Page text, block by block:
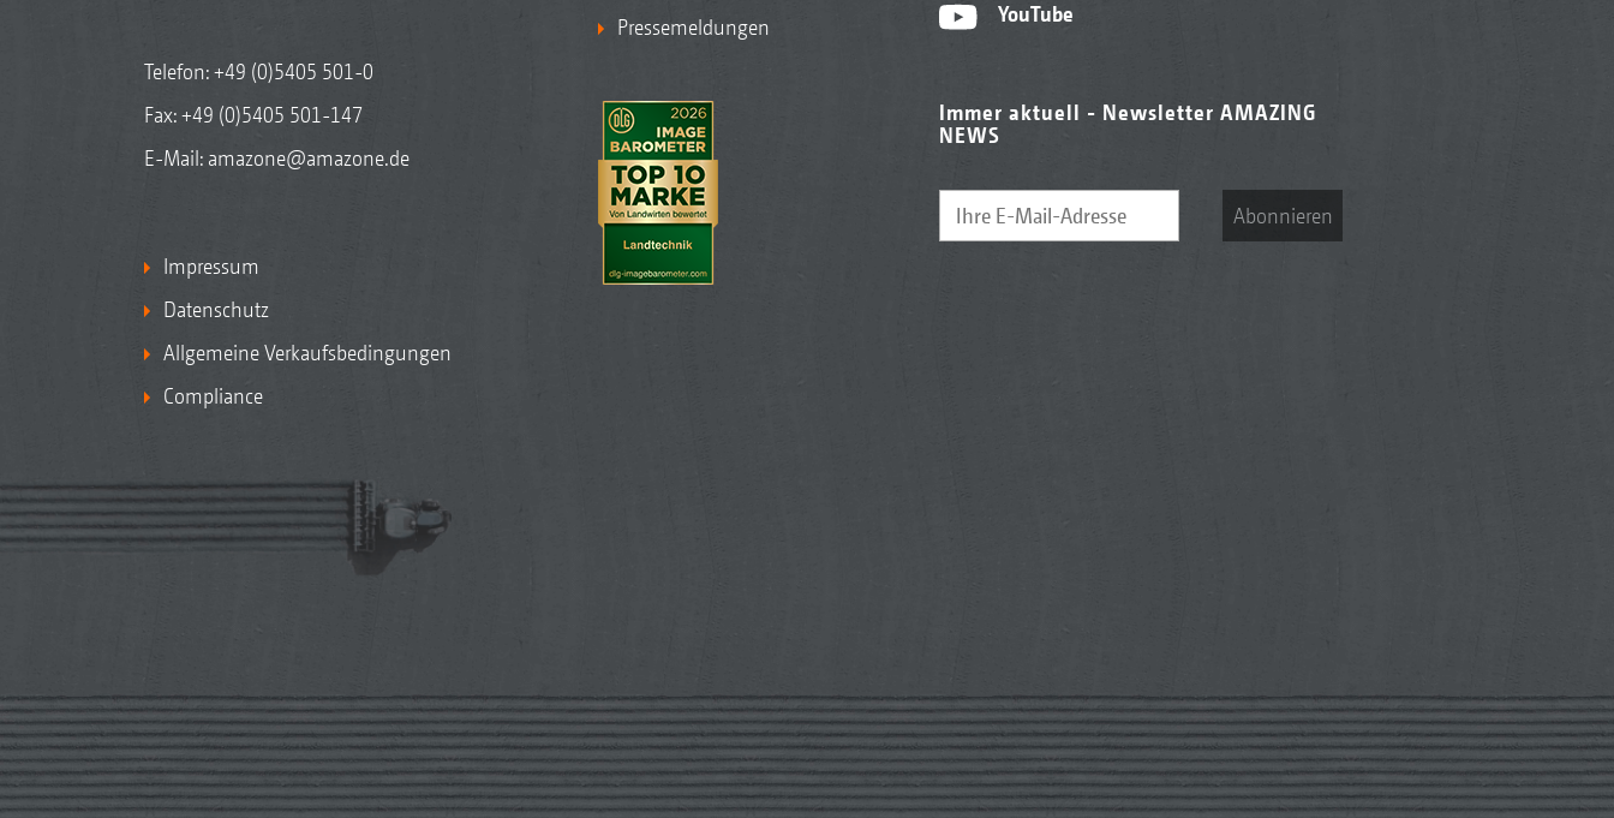
Telefon:+49 (0)5405 501-0
Fax: +49 (0)5405 501-147
E-Mail: amazone@amazone.de
Impressum
Datenschutz
Allgemeine Verkaufsbedingungen
Compliance
Pressemeldungen
YouTube
Immer aktuell - Newsletter AMAZING
NEWS
Abonnieren